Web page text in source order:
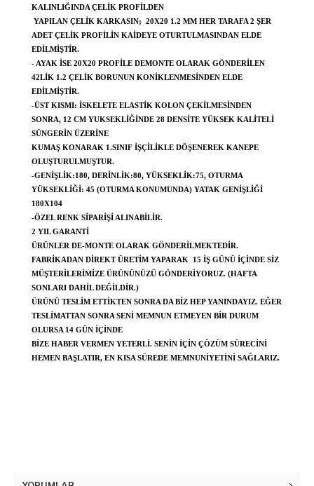
KALINLIĞINDA ÇELIK PROFILDEN
YAPILAN ÇELIK KARKASIN; 20X20 1.2 MM HER TARAFA 2 ŞER
ADET ÇELIK PROFILIN KAIDEYE OTURTULMASINDAN ELDE
EDILMIŞTIR.
- AYAK ISE 20X20 PROFILE DEMONTE OLARAK GÖNDERILEN
42LIK 1.2 ÇELIK BORUNUN KONIKLENMESINDEN ELDE
EDILMIŞTIR.
-ÜST KISMI: İSKELETE ELASTIK KOLON ÇEKILMESINDEN
SONRA, 12 CM YUKSEKLIĞINDE 28 DENSITE YÜKSEK KALITELI
SÜNGERIN ÜZERINE
KUMAŞ KONARAK 1.SINIF IŞÇILIKLE DÖŞENEREK KANEPE
OLUŞTURULMUŞTUR.
-GENIŞLIK:180, DERINLIK:80, YÜKSEKLIK:75, OTURMA
YÜKSEKLIĞI: 45 (OTURMA KONUMUNDA) YATAK GENIŞLIĞI
180X104
-ÖZEL RENK SIPARIŞI ALINABILIR.
2 YIL GARANTI
ÜRÜNLER DE-MONTE OLARAK GÖNDERILMEKTEDIR.
FABRIKADAN DIREKT ÜRETIM YAPARAK 15 IŞ GÜNÜ IÇINDE SIZ
MÜŞTERILERIMIZE ÜRÜNÜNÜZÜ GÖNDERIYORUZ. (HAFTA
SONLARI DAHIL DEĞILDIR.)
ÜRÜNÜ TESLIM ETTIKTEN SONRA DA BIZ HEP YANINDAYIZ. EĞER
TESLIMATTAN SONRA SENI MEMNUN ETMEYEN BIR DURUM
OLURSA 14 GÜN IÇINDE
BIZE HABER VERMEN YETERLI. SENIN IÇIN ÇÖZÜM SÜRECINI
HEMEN BAŞLATIR, EN KISA SÜREDE MEMNUNIYETINI SAĞLARIZ.